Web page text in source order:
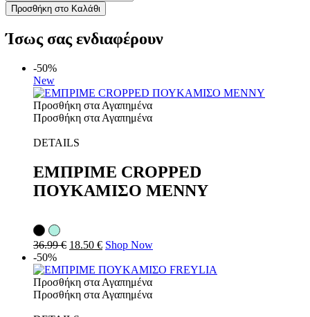
Προσθήκη στο Καλάθι
Ίσως σας ενδιαφέρουν
-50%
New
Προσθήκη στα Αγαπημένα
Προσθήκη στα Αγαπημένα
DETAILS
ΕΜΠΡΙΜΕ CROPPED
ΠΟΥΚΑΜΙΣΟ MENNY
36.99€ 18.50 € Shop Now
-50%
Προσθήκη στα Αγαπημένα
Προσθήκη στα Αγαπημένα